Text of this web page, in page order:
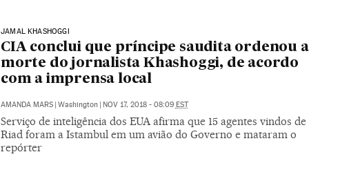
JAMAL KHASHOGGI
CIA conclui que príncipe saudita ordenou a
morte do jornalista Khashoggi, de acordo
com a imprensa local
AMANDA MARS | Washington | NOV 17, 2018 - 08:09 EST
Serviço de inteligência dos EUA afirma que 15 agentes vindos de
Riad foram a Istambul em um avião do Governo e mataram o
repórter